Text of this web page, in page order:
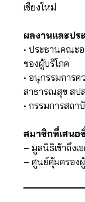
เชียงใหม่
ผลงานและปร
• ประธานคณะ
ของผู้บริโภค
• อนุกรรมการ
สาธารณสุข สปส
• กรรมการสถ
สมาชิกที่เสนอ
– มูลนิธิเข้าถึงเ
– ศูนย์คุ้มครอง